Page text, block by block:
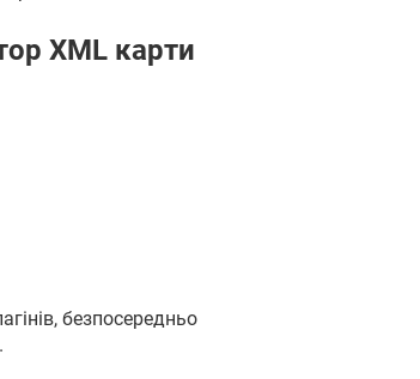
XML карти
безпосередньо